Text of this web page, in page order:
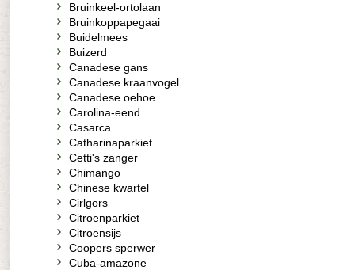
Bruinkeel-ortolaan
Bruinkoppapegaai
Buidelmees
Buizerd
Canadese gans
Canadese kraanvogel
Canadese oehoe
Carolina-eend
Casarca
Catharinaparkiet
Cetti's zanger
Chimango
Chinese kwartel
Cirlgors
Citroenparkiet
Citroensijs
Coopers sperwer
Cuba-amazone